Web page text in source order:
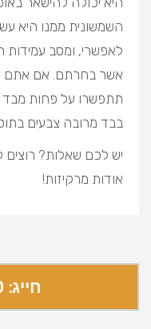
השמשונית ממנו היא
לאפשרי, ומסב
אשר בחרתם. אם אתם
תתפשרו על פחות מבד
בבד מרובה צבעים
יש לכם שאלות? רוצים
אודות מרקיזות!
חייג: 077-2308900